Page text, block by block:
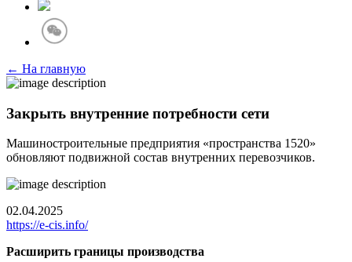
← На главную
Закрыть внутренние потребности сети
Машиностроительные предприятия «пространства 1520»
обновляют подвижной состав внутренних перевозчиков.
02.04.2025
https://e-cis.info/
Расширить границы производства